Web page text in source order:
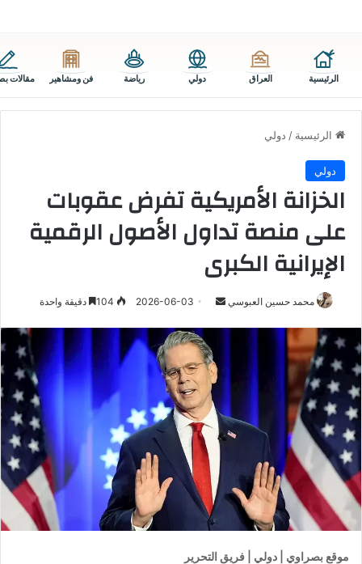
الرئيسية العراق دولي رياضة فن ومشاهير مقالات
الرئيسية / دولي
دولي
الخزانة الأمريكية تفرض عقوبات
على منصة تداول الأصول الرقمية
الإيرانية الكبرى
محمد حسين العبوسي
أرسل
إلكترونيا
2026-06-03 دقيقة واحدة
موقع بصراوي | دولي | فريق التحرير